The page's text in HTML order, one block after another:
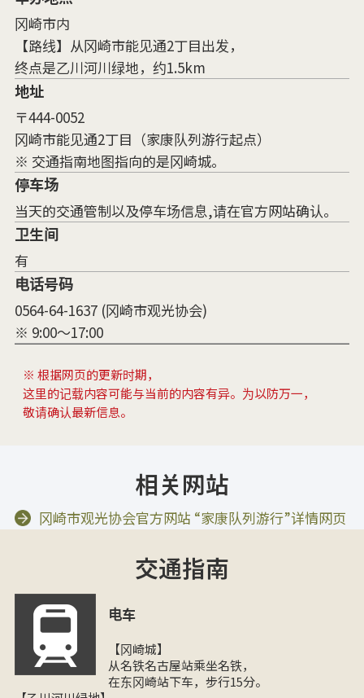
冈崎市内
【路线】从冈崎市能见通2丁目出发，
终点是乙川河川绿地，约1.5km
地址
〒444-0052
冈崎市能见通2丁目（家康队列游行起点）
※ 交通指南地图指向的是冈崎城。
停车场
当天的交通管制以及停车场信息,请在官方网站确认。
卫生间
有
电话号码
0564-64-1637 (冈崎市观光协会)
※ 9:00～17:00
※ 根据网页的更新时期，
这里的记载内容可能与当前的内容有异。为以防万一，
敬请确认最新信息。
相关网站
冈崎市观光协会官方网站 “家康队列游行”详情网页
交通指南
电车
【冈崎城】
从名铁名古屋站乘坐名铁，
在东冈崎站下车，步行15分。